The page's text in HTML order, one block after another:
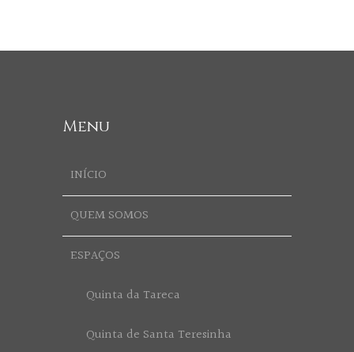
Menu
INÍCIO
QUEM SOMOS
ESPAÇOS
Quinta da Tareca
Quinta de Santa Teresinha